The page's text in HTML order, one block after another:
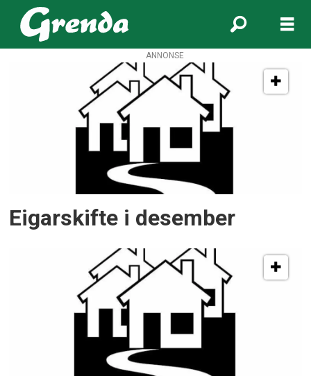
økonomi
ANNONSE
Eigarskifte i desember